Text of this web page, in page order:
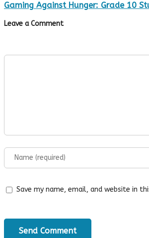
Gaming Against Hunger: Grade 10
Leave a Comment
Save my name, email, and website in